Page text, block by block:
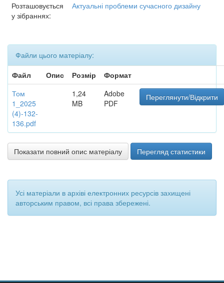
Розташовується
у зібраннях:
Актуальні проблеми сучасного дизайну
Файли цього матеріалу:
Файл
Опис Розмір
Формат
Том
1_2025
(4)-132-
136.pdf
1,24
MB
Adobe
PDF
Переглянути/Відкрити
Показати повний опис матеріалу Перегляд статистики
Усі матеріали в архіві електронних ресурсів захищені
авторським правом, всі права збережені.